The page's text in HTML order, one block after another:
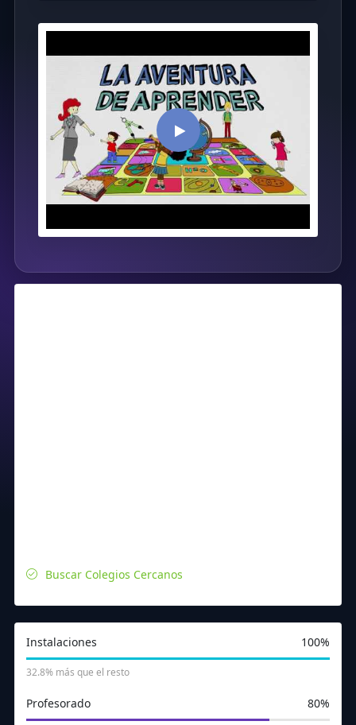
Buscar Colegios Cercanos
Instalaciones 100%
32.8% más que el resto
Profesorado 80%